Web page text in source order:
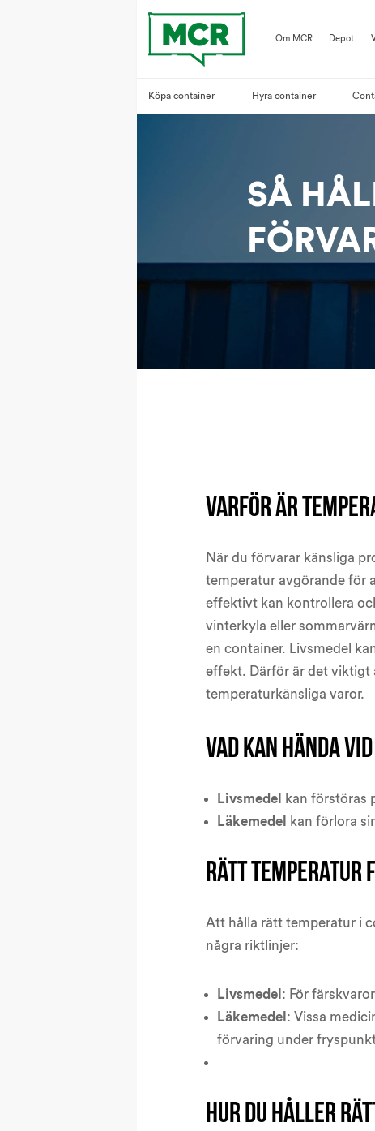
Om MCR Depot
Köpa container Hyra container
SÅ
Varför är
När du förvarar känsliga
temperatur avgörande för
effektivt kan kontrollera
vinterkyla eller
en container. Livsmedel
effekt. Därför är det viktigt
temperaturkänsliga varor.
Vad kan hända
Livsmedel
kan förstöras
Läkemedel
kan förlora
Rätt
Att hålla rätt temperatur i
några riktlinjer:
Livsmedel : För
Läkemedel : Vissa
förvaring under
Hur du håller